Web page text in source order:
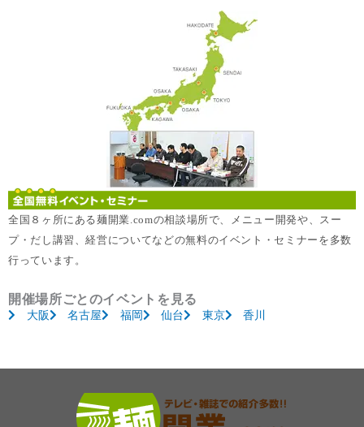
全国８ヶ所にある麺開業.comの相談場所で、メニュー開発や、スー
プ・だし講習、経営についてなどの無料のイベント・セミナーを多数
行っています。
開催場所ごとのイベントを見る
大阪 名古屋 福岡 仙台 東京 香川